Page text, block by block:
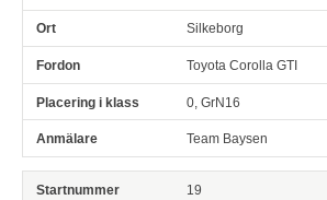
Silkeborg
Toyota Corolla GTI
0, GrN16
Team Baysen
19